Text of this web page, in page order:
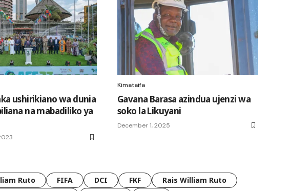
ushirikiano wa dunia
na mabadiliko ya
Kimataifa
Gavana Barasa azindua ujenzi wa
soko la Likuyani
December 1, 2025
Ruto FIFA DCI FKF
Rais William Ruto